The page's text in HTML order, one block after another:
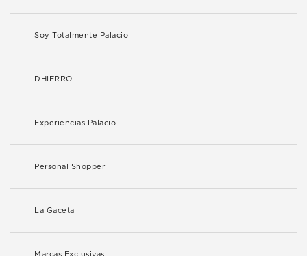
Soy Totalmente Palacio
DHIERRO
Experiencias Palacio
Personal Shopper
La Gaceta
Marcas Exclusivas